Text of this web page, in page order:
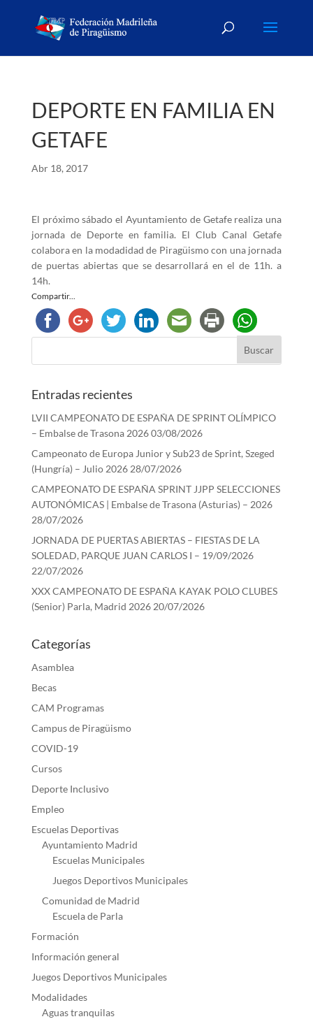
DEPORTE EN FAMILIA EN
GETAFE
Abr 18, 2017
El próximo sábado el Ayuntamiento de Getafe realiza una
jornada de Deporte en familia. El Club Canal Getafe
colabora en la modadidad de Piragüismo con una jornada
de puertas abiertas que se desarrollará en el de 11h. a
14h.
Compartir...
Entradas recientes
LVII CAMPEONATO DE ESPAÑA DE SPRINT OLÍMPICO
– Embalse de Trasona 202603/08/2026
Campeonato de Europa Junior y Sub23 de Sprint, Szeged
(Hungría) – Julio 2026 28/07/2026
CAMPEONATO DE ESPAÑA SPRINT JJPP SELECCIONES
AUTONÓMICAS | Embalse de Trasona (Asturias) – 2026
28/07/2026
JORNADA DE PUERTAS ABIERTAS – FIESTAS DE LA
SOLEDAD, PARQUE JUAN CARLOS I – 19/09/2026
22/07/2026
XXX CAMPEONATO DE ESPAÑA KAYAK POLO CLUBES
(Senior) Parla, Madrid 2026 20/07/2026
Categorías
Asamblea
Becas
CAM Programas
Campus de Piragüismo
COVID-19
Cursos
Deporte Inclusivo
Empleo
Escuelas Deportivas
Ayuntamiento Madrid
Escuelas Municipales
Juegos Deportivos Municipales
Comunidad de Madrid
Escuela de Parla
Formación
Información general
Juegos Deportivos Municipales
Modalidades
Aguas tranquilas